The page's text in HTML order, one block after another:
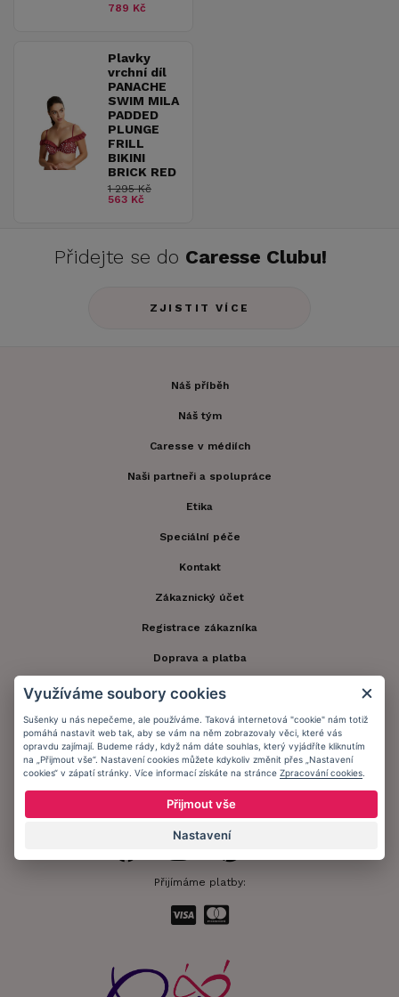
789 Kč
Plavky
vrchní díl
PANACHE
SWIM MILA
PADDED
PLUNGE
FRILL
BIKINI
BRICK RED
1 295 Kč
563 Kč
Přidejte se do Caresse Clubu!
ZJISTIT VÍCE
Náš příběh
Náš tým
Caresse v médiích
Naši partneři a spolupráce
Etika
Speciální péče
Kontakt
Zákaznický účet
Registrace zákazníka
Doprava a platba
Obchodní podmínky
Ochrana osobních údajů
Informační memorandum
Zůstaňte s námi v kontaktu.
Přijímáme platby:
Využíváme soubory cookies
Sušenky u nás nepečeme, ale používáme. Taková internetová "cookie" nám totiž
pomáhá nastavit web tak, aby se vám na něm zobrazovaly věci, které vás
opravdu zajímají. Budeme rády, když nám dáte souhlas, který vyjádříte kliknutím
na „Přijmout vše“. Nastavení cookies můžete kdykoliv změnit přes „Nastavení
cookies“ v zápatí stránky. Více informací získáte na stránce Zpracování cookies
Přijmout vše
Nastavení